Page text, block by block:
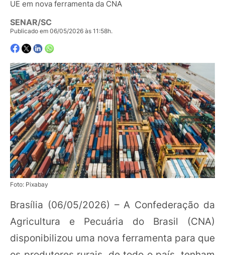
UE em nova ferramenta da CNA
SENAR/SC
Publicado em 06/05/2026 às 11:58h.
Foto: Pixabay
Brasília (06/05/2026) – A Confederação da
Agricultura e Pecuária do Brasil (CNA)
disponibilizou uma nova ferramenta para que